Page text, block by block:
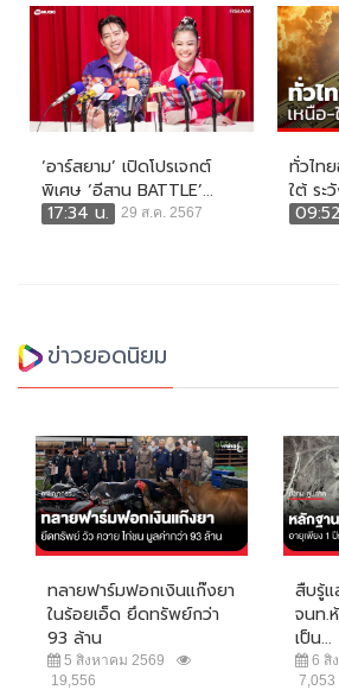
‘อาร์สยาม’ เปิดโปรเจกต์
พิเศษ ‘อีสาน BATTLE’...
17:34 น.
29 ส.ค. 2567
ทั่วไท
ใต้ ระ
ข่าวยอดนิยม
ทลายฟาร์มฟอกเงินแก๊งยา
ในร้อยเอ็ด ยึดทรัพย์กว่า
93 ล้าน
5 สิงหาคม 2569
19,556
สืบรู้แ
จนท.
เป็น...
6 สิ
7,053